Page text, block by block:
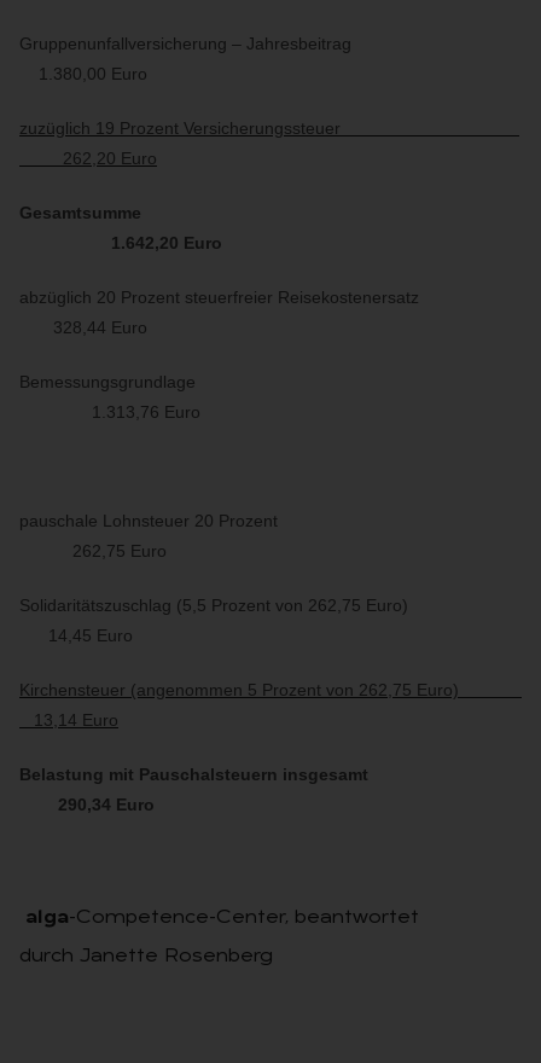
Gruppenunfallversicherung – Jahresbeitrag
1.380,00 Euro
zuzüglich 19 Prozent Versicherungssteuer
262,20 Euro
Gesamtsumme
1.642,20 Euro
abzüglich 20 Prozent steuerfreier Reisekostenersatz
328,44 Euro
Bemessungsgrundlage
1.313,76 Euro
pauschale Lohnsteuer 20 Prozent
262,75 Euro
Solidaritätszuschlag (5,5 Prozent von 262,75 Euro)
14,45 Euro
Kirchensteuer (angenommen 5 Prozent von 262,75 Euro)
13,14 Euro
Belastung mit Pauschalsteuern insgesamt
290,34 Euro
alga-Competence-Center, beantwortet
durch Janette Rosenberg